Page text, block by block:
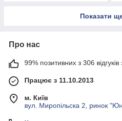
Показати
Про нас
99% позитивних з 306 відгуків
Працює з 11.10.2013
м. Київ
вул. Миропільска 2, ринок